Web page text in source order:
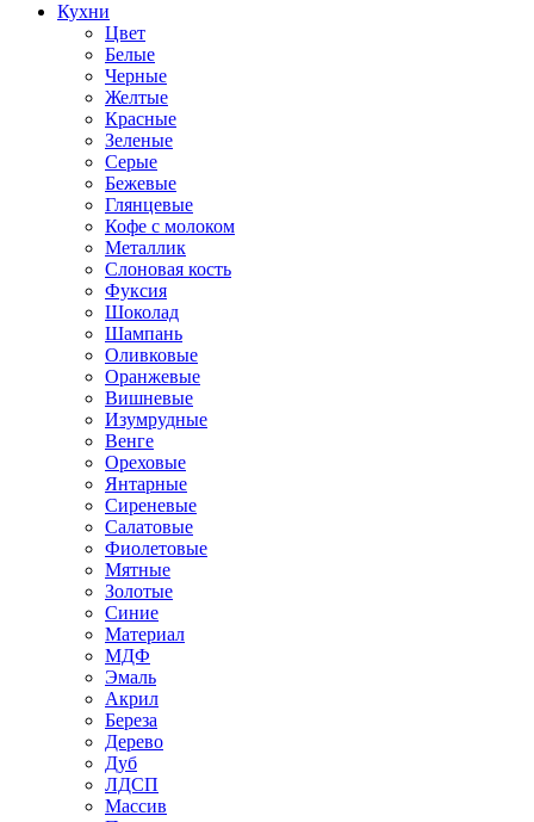
Кухни
Цвет
Белые
Черные
Желтые
Красные
Зеленые
Серые
Бежевые
Глянцевые
Кофе с молоком
Металлик
Слоновая кость
Фуксия
Шоколад
Шампань
Оливковые
Оранжевые
Вишневые
Изумрудные
Венге
Ореховые
Янтарные
Сиреневые
Салатовые
Фиолетовые
Мятные
Золотые
Синие
Материал
МДФ
Эмаль
Акрил
Береза
Дерево
Дуб
ЛДСП
Массив